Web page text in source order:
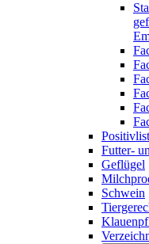
Futter-
Geflügel
Schwein